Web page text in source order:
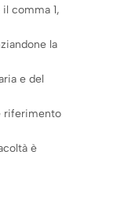
comma 1,
la
e del
riferimento
è